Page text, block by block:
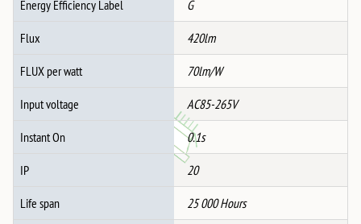
Energy Efficiency Label G
Flux 420lm
FLUX per watt 70lm/W
Input voltage AC85-265V
Instant On 0.1s
IP 20
Life span 25 000 Hours